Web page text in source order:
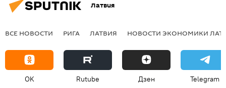
Латвия
ВСЕ НОВОСТИ РИГА ЛАТВИЯ НОВОСТИ ЭКОНОМИКИ
OK Rutube Дзен Telegram